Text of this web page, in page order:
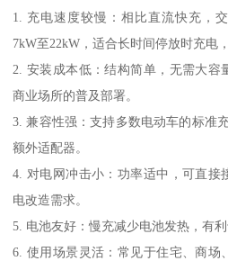
1. 充电速度较慢：相比直流快充，
7kW至22kW，适合长时间停放时充电
2. 安装成本低：结构简单，无需大容
商业场所的普及部署。
3. 兼容性强：支持多数电动车的标准
额外适配器。
4. 对电网冲击小：功率适中，可直接
电改造需求。
5. 电池友好：慢充减少电池发热，有利
6. 使用场景灵活：常见于住宅、商场